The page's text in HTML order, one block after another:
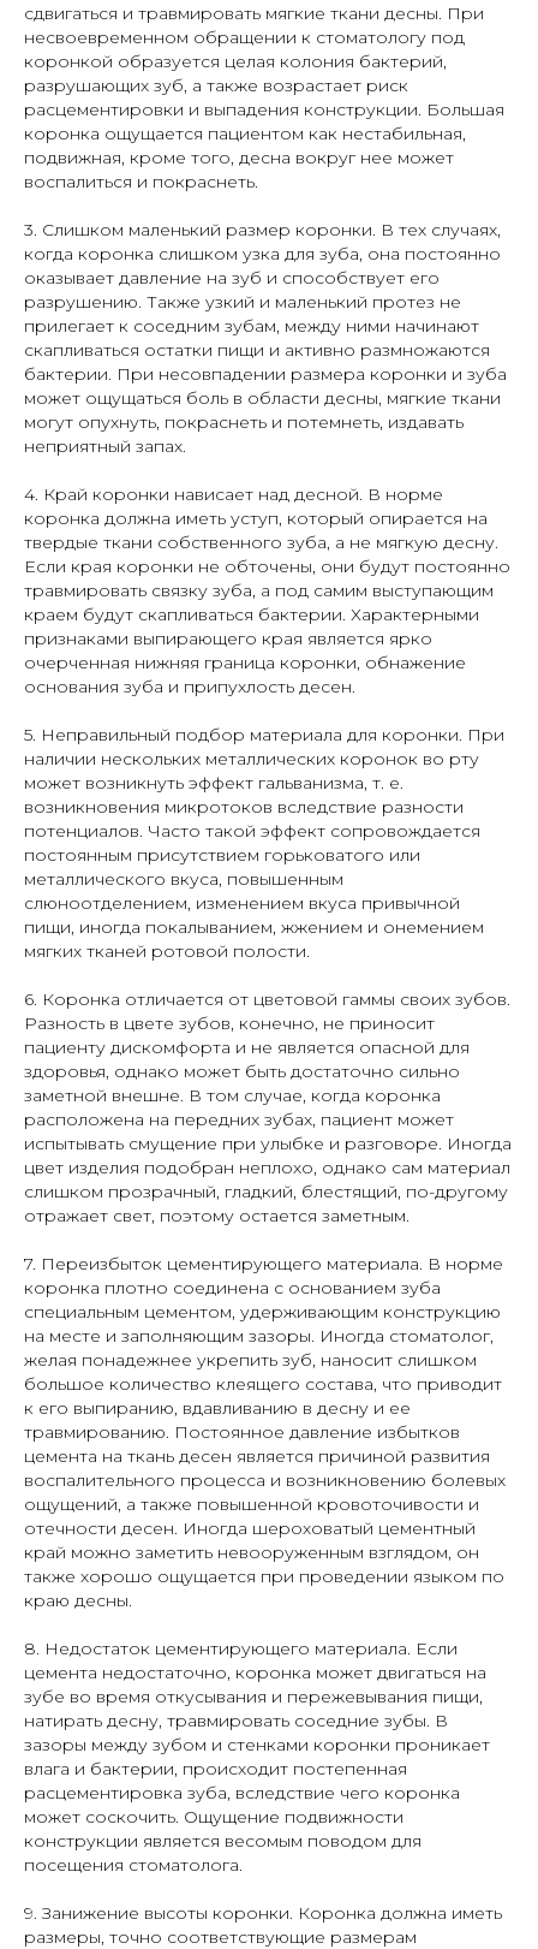
сдвигаться и травмировать мягкие ткани десны. При
несвоевременном обращении к стоматологу под
коронкой образуется целая колония бактерий,
разрушающих зуб, а также возрастает риск
расцементировки и выпадения конструкции. Большая
коронка ощущается пациентом как нестабильная,
подвижная, кроме того, десна вокруг нее может
воспалиться и покраснеть.
3. Слишком маленький размер коронки. В тех случаях,
когда коронка слишком узка для зуба, она постоянно
оказывает давление на зуб и способствует его
разрушению. Также узкий и маленький протез не
прилегает к соседним зубам, между ними начинают
скапливаться остатки пищи и активно размножаются
бактерии. При несовпадении размера коронки и зуба
может ощущаться боль в области десны, мягкие ткани
могут опухнуть, покраснеть и потемнеть, издавать
неприятный запах.
4. Край коронки нависает над десной. В норме
коронка должна иметь уступ, который опирается на
твердые ткани собственного зуба, а не мягкую десну.
Если края коронки не обточены, они будут постоянно
травмировать связку зуба, а под самим выступающим
краем будут скапливаться бактерии. Характерными
признаками выпирающего края является ярко
очерченная нижняя граница коронки, обнажение
основания зуба и припухлость десен.
5. Неправильный подбор материала для коронки. При
наличии нескольких металлических коронок во рту
может возникнуть эффект гальванизма, т. е.
возникновения микротоков вследствие разности
потенциалов. Часто такой эффект сопровождается
постоянным присутствием горьковатого или
металлического вкуса, повышенным
слюноотделением, изменением вкуса привычной
пищи, иногда покалыванием, жжением и онемением
мягких тканей ротовой полости.
6. Коронка отличается от цветовой гаммы своих зубов.
Разность в цвете зубов, конечно, не приносит
пациенту дискомфорта и не является опасной для
здоровья, однако может быть достаточно сильно
заметной внешне. В том случае, когда коронка
расположена на передних зубах, пациент может
испытывать смущение при улыбке и разговоре. Иногда
цвет изделия подобран неплохо, однако сам материал
слишком прозрачный, гладкий, блестящий, по-другому
отражает свет, поэтому остается заметным.
7. Переизбыток цементирующего материала. В норме
коронка плотно соединена с основанием зуба
специальным цементом, удерживающим конструкцию
на месте и заполняющим зазоры. Иногда стоматолог,
желая понадежнее укрепить зуб, наносит слишком
большое количество клеящего состава, что приводит
к его выпиранию, вдавливанию в десну и ее
травмированию. Постоянное давление избытков
цемента на ткань десен является причиной развития
воспалительного процесса и возникновению болевых
ощущений, а также повышенной кровоточивости и
отечности десен. Иногда шероховатый цементный
край можно заметить невооруженным взглядом, он
также хорошо ощущается при проведении языком по
краю десны.
8. Недостаток цементирующего материала. Если
цемента недостаточно, коронка может двигаться на
зубе во время откусывания и пережевывания пищи,
натирать десну, травмировать соседние зубы. В
зазоры между зубом и стенками коронки проникает
влага и бактерии, происходит постепенная
расцементировка зуба, вследствие чего коронка
может соскочить. Ощущение подвижности
конструкции является весомым поводом для
посещения стоматолога.
9. Занижение высоты коронки. Коронка должна иметь
размеры, точно соответствующие размерам
ДЛЯ КОНСУЛЬТАЦИИ,
ЗАПОЛНИТЕ ФОРМУ
+7
Консультация
Нажимая на кнопку, вы даете
конфиденциальности
Главная
Врачам
Родителям
Документы